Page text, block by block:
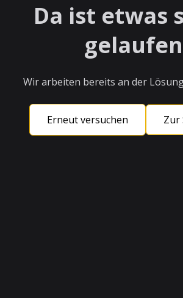
Da ist etwas
Wir arbeiten bereits an der
Erneut versuchen Zur